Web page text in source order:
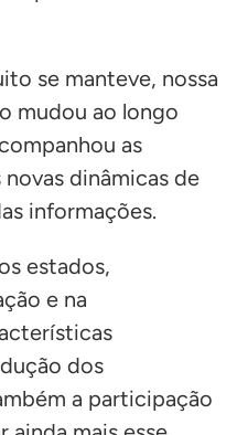
se manteve, nossa
mudou ao longo
as
dinâmicas de
informações.
estados,
e na
dos
a participação